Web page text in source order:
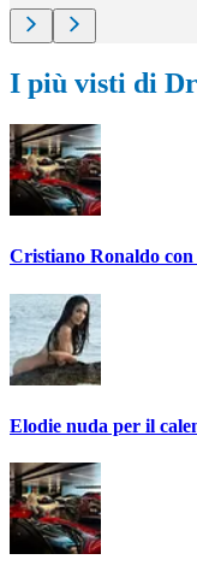
I più visti di
Cristiano Ronaldo
Elodie nuda per il